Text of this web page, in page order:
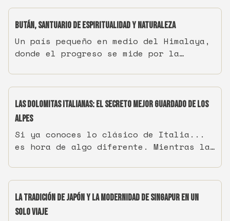
Bután, santuario de espiritualidad y naturaleza
Un país pequeño en medio del Himalaya,
donde el progreso se mide por la
montañas son sagradas y el lujo está en
la conexión con la naturaleza y en la
autenticidad de su cultura.
Las Dolomitas Italianas: El secreto mejor guardado de los
Alpes
Si ya conoces lo clásico de Italia...
es hora de algo diferente. Mientras las
siempre, especialmente en año de
Jubileo, existe un paraíso montañoso
esperándote.
La tradición de Japón y la modernidad de Singapur en un
solo viaje